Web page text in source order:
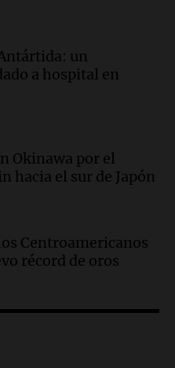
enfrenta frío
contra el
sobre
de tierras
un
a hospital en
Okinawa por el
hacia el sur de Japón
Centroamericanos
récord de oros